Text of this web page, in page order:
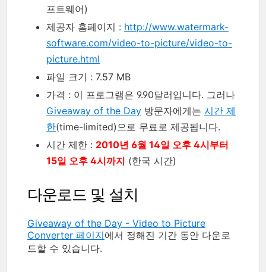
프트웨어)
제공자 홈페이지 : http://www.watermark-
software.com/video-to-picture/video-to-
picture.html
파일 크기 : 7.57 MB
가격 : 이 프로그램은 9.90달러입니다. 그러나
Giveaway of the Day 방문자에게는 시간 제
한(time-limited)으로 무료로 제공됩니다.
시간 제한 : 2010년 6월 14일 오후 4시부터
15일 오후 4시까지 (한국 시간)
다운로드 및 설치
Giveaway of the Day - Video to Picture
Converter 페이지에서 정해진 기간 동안 다운로
드할 수 있습니다.